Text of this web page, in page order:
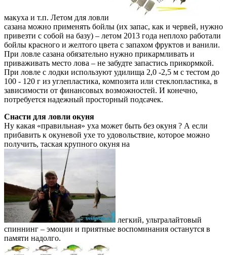
макуха и т.п. Летом для ловли
сазана можно применять бойлы (их запас, как и червей, нужно
привезти с собой на базу) – летом 2013 года неплохо работали
бойлы красного и желтого цвета с запахом фруктов и ванили.
При ловле сазана обязательно нужно прикармливать и
приваживать место лова – не забудте запастись прикормкой.
При ловле с лодки используют удилища 2,0 -2,5 м с тестом до
100 - 120 г из углепластика, композита или стеклопластика, в
зависимости от финансовых возможностей. И конечно,
потребуется надежный просторный подсачек.
Снасти для ловли окуня
Ну какая «правильная» уха может быть без окуня ? А если
прибавить к окуневой ухе то удовольствие, которое можно
получить, таская крупного окуня на
легкий, ультралайтовый
спиннинг – эмоции и приятные воспоминания останутся в
памяти надолго.